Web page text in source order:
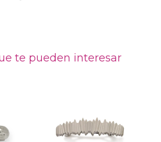
te pueden interesar